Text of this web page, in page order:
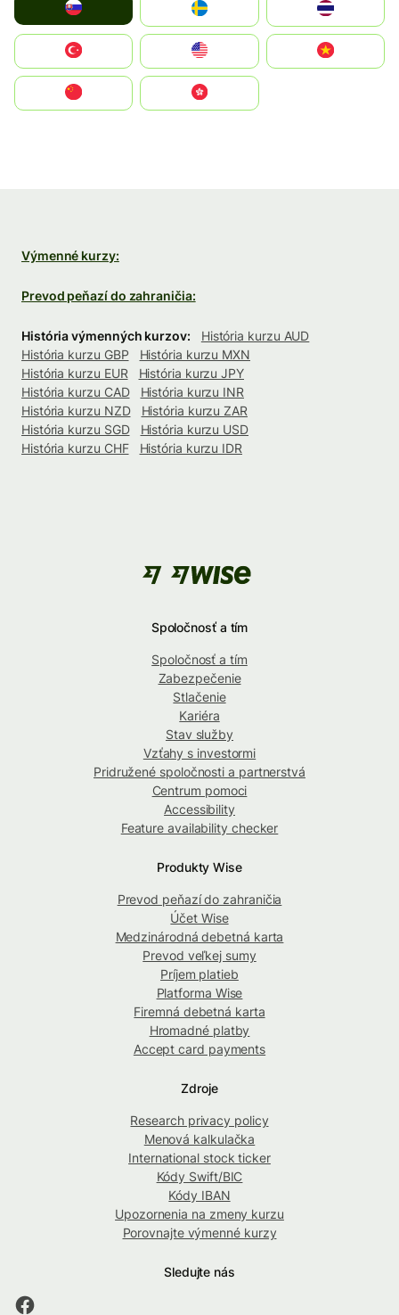
United States
中國香港特別行政區
Výmenné kurzy:
Prevod peňazí do zahraničia:
História výmenných kurzov:
História kurzu AUD
História kurzu GBP
História kurzu MXN
História kurzu EUR
História kurzu JPY
História kurzu CAD
História kurzu INR
História kurzu NZD
História kurzu ZAR
História kurzu SGD
História kurzu USD
História kurzu CHF
História kurzu IDR
Spoločnosť a tím
Spoločnosť a tím
Zabezpečenie
Stlačenie
Kariéra
Stav služby
Vzťahy s investormi
Pridružené spoločnosti a partnerstvá
Centrum pomoci
Accessibility
Feature availability checker
Produkty Wise
Prevod peňazí do zahraničia
Účet Wise
Medzinárodná debetná karta
Prevod veľkej sumy
Príjem platieb
Platforma Wise
Firemná debetná karta
Hromadné platby
Accept card payments
Zdroje
Research privacy policy
Menová kalkulačka
International stock ticker
Kódy Swift/BIC
Kódy IBAN
Upozornenia na zmeny kurzu
Porovnajte výmenné kurzy
Sledujte nás